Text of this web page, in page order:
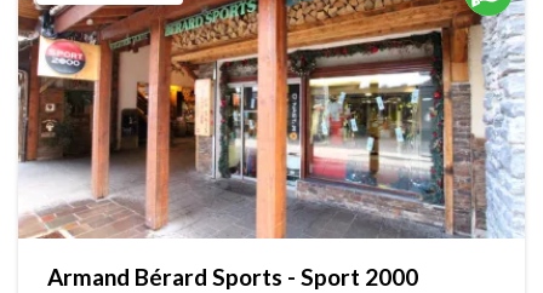
Armand Bérard Sports - Sport 2000